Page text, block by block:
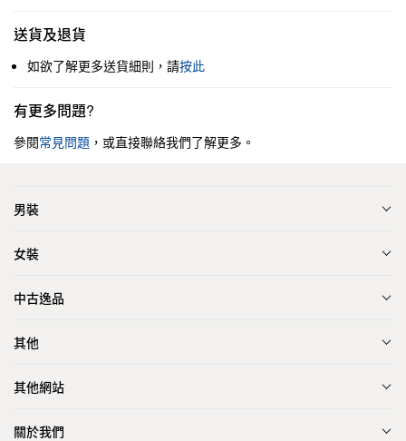
送貨及退貨
如欲了解更多送貨細則，請按此
有更多問題?
參閱常見問題 ，或直接聯絡我們了解更多。
男裝
女裝
中古逸品
其他
其他網站
關於我們